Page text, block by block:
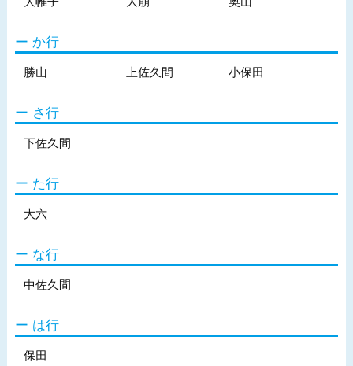
か行
勝山 上佐久間 小保田
さ行
下佐久間
た行
大六
な行
中佐久間
は行
保田